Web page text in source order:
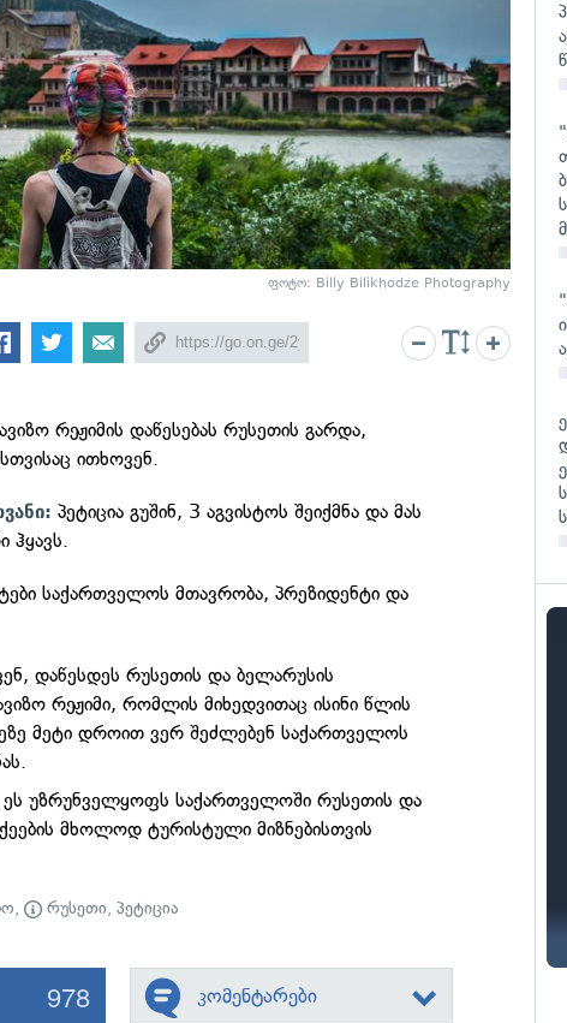
ფოტო: Billy Bilikhodze Photography
რეჟიმის დაწესებას რუსეთის გარდა,
ითხოვენ.
პეტიცია გუშინ, 3 აგვისტოს შეიქმნა და მას
ჰყავს.
საქართველოს მთავრობა, პრეზიდენტი და
დაწესდეს რუსეთის და ბელარუსის
რეჟიმი, რომლის მიხედვითაც ისინი წლის
მეტი დროით ვერ შეძლებენ საქართველოს
ეს უზრუნველყოფს საქართველოში რუსეთის და
მხოლოდ ტურისტული მიზნებისთვის
, რუსეთი,პეტიცია
978 კომენტარები